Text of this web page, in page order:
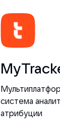
система
атрибуции